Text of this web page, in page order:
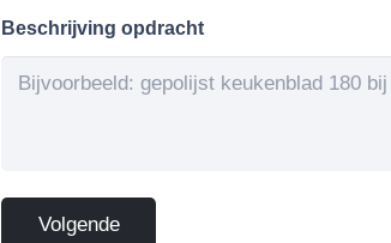
Beschrijving opdracht